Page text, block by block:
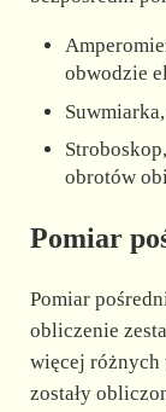
obwodzie
obrotów
Pomiar
Pomiar
obliczenie
więcej
zostały